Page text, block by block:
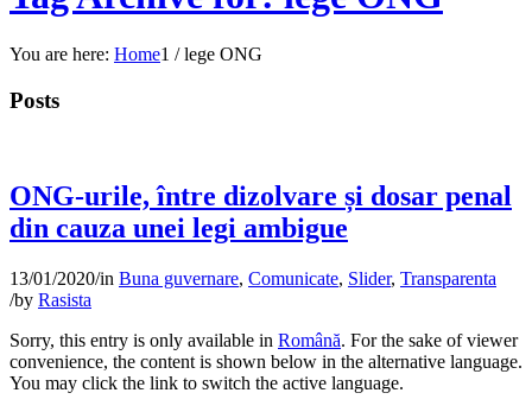
You are here: Home1 / lege ONG
Posts
ONG-urile, între dizolvare și dosar penal
din cauza unei legi ambigue
13/01/2020/in Buna guvernare, Comunicate, Slider, Transparenta
/by Rasista
Sorry, this entry is only available in Română. For the sake of viewer
convenience, the content is shown below in the alternative language.
You may click the link to switch the active language.